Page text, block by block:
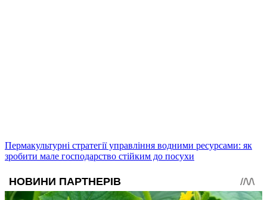
Пермакультурні стратегії управління водними ресурсами: як
зробити мале господарство стійким до посухи